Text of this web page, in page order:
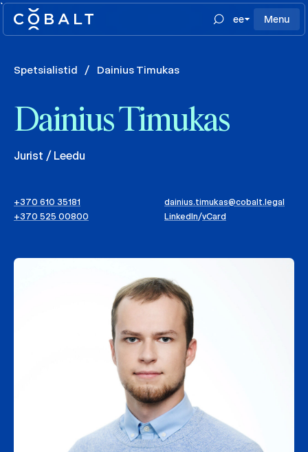
`
ee
Menu
Spetsialistid / Dainius Timukas
Dainius Timukas
Jurist / Leedu
+370 610 35181
+370 525 00800
dainius.timukas@cobalt.legal
LinkedIn/vCard